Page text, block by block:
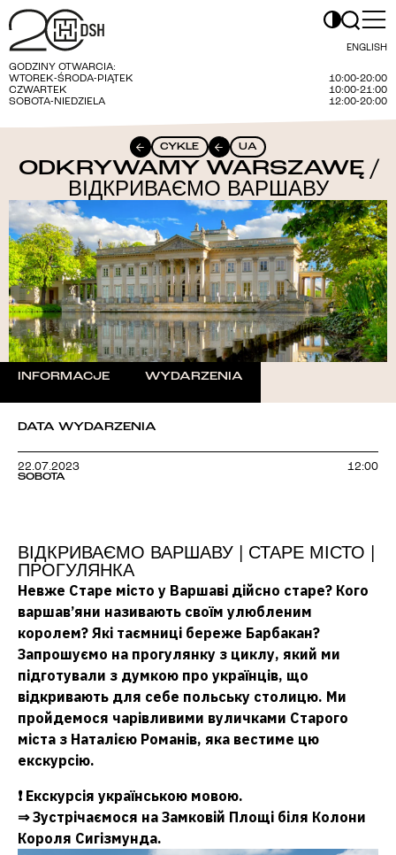
ENGLISH
GODZINY OTWARCIA:
WTOREK-ŚRODA-PIĄTEK
10:00-20:00
CZWARTEK
10:00-21:00
SOBOTA-NIEDZIELA
12:00-20:00
CYKLE UA
ODKRYWAMY WARSZAWĘ /
ВІДКРИВАЄМО ВАРШАВУ
INFORMACJE WYDARZENIA
DATA WYDARZENIA
22.07.2023
SOBOTA
12:00
ВІДКРИВАЄМО ВАРШАВУ | СТАРЕ МІСТО |
ПРОГУЛЯНКА
Невже Старе місто у Варшаві дійсно старе? Кого
варшав’яни називають своїм улюбленим
королем? Які таємниці береже Барбакан?
Запрошуємо на прогулянку з циклу, який ми
підготували з думкою про українців, що
відкривають для себе польську столицю. Ми
пройдемося чарівливими вуличками Старого
міста з Наталією Романів, яка вестиме цю
екскурсію.
❗ Екскурсія українською мовою.
⇒Зустрічаємося на Замковій Площі біля Колони
Короля Сигізмунда.